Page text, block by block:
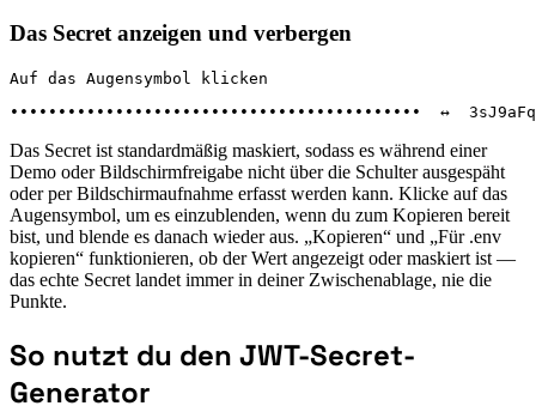
Das Secret anzeigen und verbergen
Auf das Augensymbol klicken
•••••••••••••••••••••••••••••••••••••••••••  ↔
Das Secret ist standardmäßig maskiert, sodass es während einer
Demo oder Bildschirmfreigabe nicht über die Schulter ausgespäht
oder per Bildschirmaufnahme erfasst werden kann. Klicke auf das
Augensymbol, um es einzublenden, wenn du zum Kopieren bereit
bist, und blende es danach wieder aus. „Kopieren“ und „Für .env
kopieren“ funktionieren, ob der Wert angezeigt oder maskiert ist —
das echte Secret landet immer in deiner Zwischenablage, nie die
Punkte.
So nutzt du den JWT-Secret-
Generator